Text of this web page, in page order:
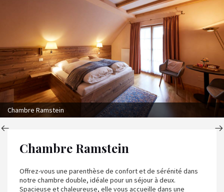
Chambre Ramstein
Chambre Ramstein
Offrez-vous une parenthèse de confort et de sérénité dans
notre chambre double, idéale pour un séjour à deux.
Spacieuse et chaleureuse, elle vous accueille dans une